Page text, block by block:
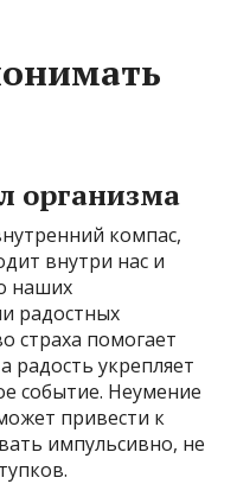
организма
компас,
внутри нас и
наших
радостных
страха помогает
радость укрепляет
событие. Неумение
привести к
импульсивно, не